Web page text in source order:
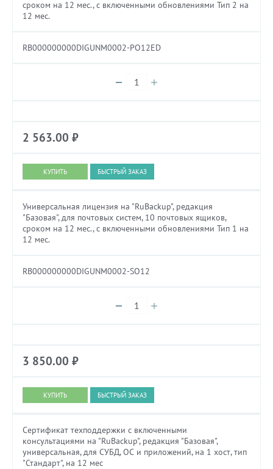
сроком на 12 мес., с включенными обновлениями Тип 2 на
12 мес.
RB000000000DIGUNM0002-PO12ED
2 563.00 ₽
БЫСТРЫЙ ЗАКАЗ
Универсальная лицензия на "RuBackup", редакция
"Базовая", для почтовых систем, 10 почтовых ящиков,
сроком на 12 мес., с включенными обновлениями Тип 1 на
12 мес.
RB000000000DIGUNM0002-SO12
3 850.00 ₽
БЫСТРЫЙ ЗАКАЗ
Сертификат техподдержки с включенными
консультациями на "RuBackup", редакция "Базовая",
универсальная, для СУБД, ОС и приложений, на 1 хост, тип
"Стандарт", на 12 мес